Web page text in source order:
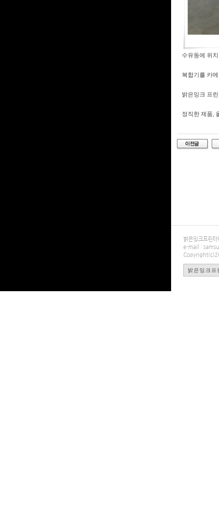
수유동에 위
복합기를 카
밝은잉크 프
정직한 제품,
밝은잉크프
e-mail :
밝은잉크프